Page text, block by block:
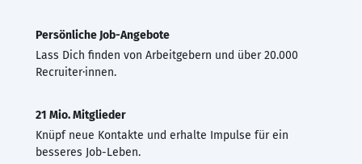
Persönliche Job-Angebote
Lass Dich finden von Arbeitgebern und über 20.000
Recruiter·innen.
21 Mio. Mitglieder
Knüpf neue Kontakte und erhalte Impulse für ein
besseres Job-Leben.